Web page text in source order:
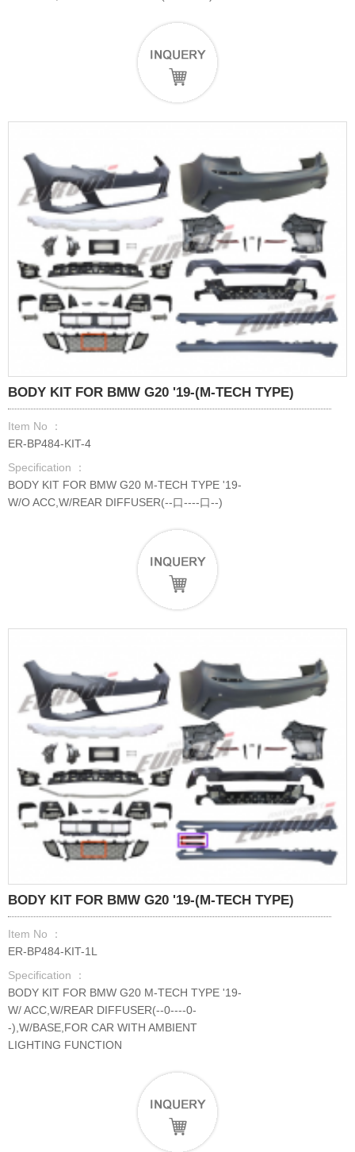
BODY KIT FOR BMW G20 '19-(M-TECH TYPE)
Item No ：
ER-BP484-KIT-4
Specification ：
BODY KIT FOR BMW G20 M-TECH TYPE '19-
W/O ACC,W/REAR DIFFUSER(--口----口--)
BODY KIT FOR BMW G20 '19-(M-TECH TYPE)
Item No ：
ER-BP484-KIT-1L
Specification ：
BODY KIT FOR BMW G20 M-TECH TYPE '19-
W/ ACC,W/REAR DIFFUSER(--0----0-
-),W/BASE,FOR CAR WITH AMBIENT
LIGHTING FUNCTION